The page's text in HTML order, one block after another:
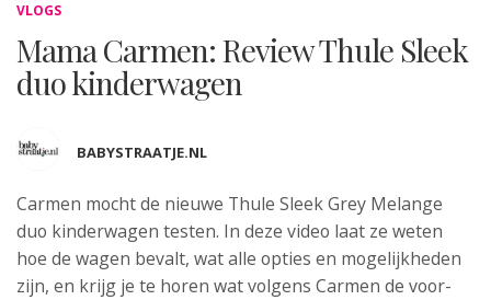
VLOGS
Mama Carmen: Review Thule Sleek
duo kinderwagen
BABYSTRAATJE.NL
Carmen mocht de nieuwe Thule Sleek Grey Melange
duo kinderwagen testen. In deze video laat ze weten
hoe de wagen bevalt, wat alle opties en mogelijkheden
zijn, en krijg je te horen wat volgens Carmen de voor-